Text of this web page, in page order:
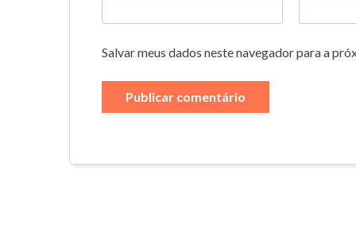
Salvar meus dados neste navegador para a